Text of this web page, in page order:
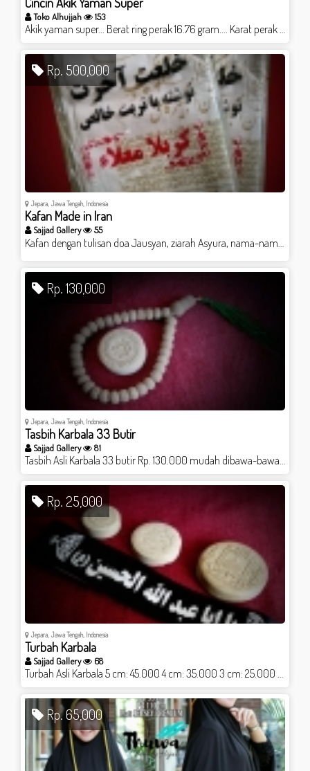
Toko Alhujjah 153
Akik yaman super... Berat ring perak 16.76 gram.... Karat perak : 925
Rp. 500,000
Jepara, Jawa Tengah, Indonesia
Kafan Made in Iran
Sajjad Gallery 55
Kafan dengan tulisan doa Jausyan, ziarah Asyura, nama-nama Maksumin, 4 surah Qul.. Ditulis dg turbah Karbala Harga: 500.000 Bonus ✔️turbah ukuran 3cm ✔️Ziarah Asyura ✔️Yasin ✔️Ikat kepala ya aba abdillah Follow dan DM IG @sajjad.gallery Dapatin lebih banyak bonusmu! @sajjad.gallery
Rp. 130,000
Jepara, Jawa Tengah, Indonesia
Tasbih Karbala 33 Butir
Sajjad Gallery 81
Tasbih Asli Karbala 33 butir Rp. 130.000 mudah dibawa-bawa. Bonus: Doa Ziarah Asyura/Yasin/ikat kepala bertulis ya aba abdillah Beli 2 tasbih dpt tambahan bonus: Turbah Karbala 3 cm. Follow dan DM IG @sajjad.gallery Dapatin lebih banyak bonusmu! @sajjad.gallery
Rp. 25,000
Jepara, Jawa Tengah, Indonesia
Turbah Karbala
Sajjad Gallery 68
Turbah Asli Karbala 5 cm: 45.000 4 cm: 35.000 3 cm: 25.000 Beli 3 pilih bonus: Ziarah asyura/Yasin/ikat kepala bertulis ya aba abdillah. Follow dan DM IG @sajjad.gallery Dapatin lebih banyak bonusmu! @sajjad.gallery
Rp. 65,000